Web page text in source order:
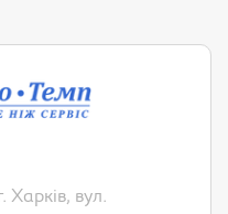
Харків, вул.